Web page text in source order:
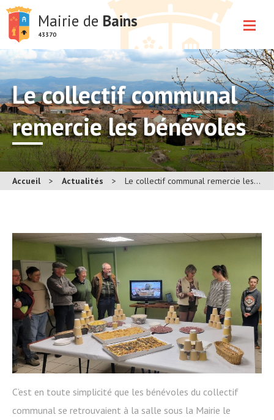
Mairie de Bains
43370
Le collectif communal
remercie les bénévoles
Accueil > Actualités > Le collectif communal remercie les bénévoles
C’est en toute simplicité que les bénévoles du collectif
communal se retrouvaient à la salle sous la Mairie le